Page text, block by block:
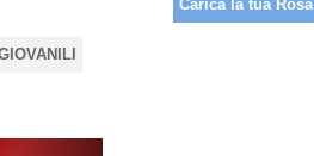
Carica la tua Rosa